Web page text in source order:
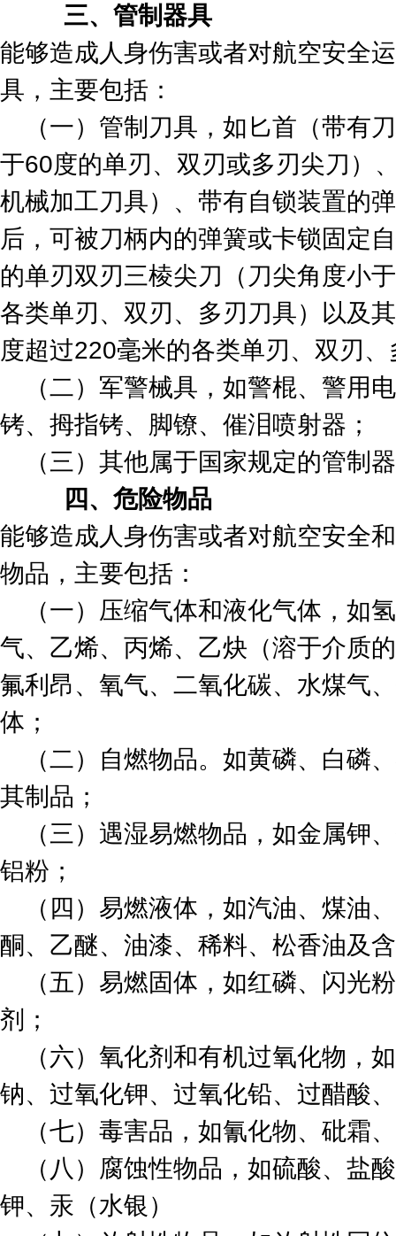
三、管制器具
能够造成人身伤害或者对航空安全
具，主要包括：
（一）管制刀具，如匕首（带有
于60度的单刃、双刃或多刃尖刀）
机械加工刀具）、带有自锁装置的
后，可被刀柄内的弹簧或卡锁固定
的单刃双刃三棱尖刀（刀尖角度小
各类单刃、双刃、多刃刀具）以及
度超过220毫米的各类单刃、双刃
（二）军警械具，如警棍、警用
铐、拇指铐、脚镣、催泪喷射器；
（三）其他属于国家规定的管制
四、危险物品
能够造成人身伤害或者对航空安全
物品，主要包括：
（一）压缩气体和液化气体，如
气、乙烯、丙烯、乙炔（溶于介质
氟利昂、氧气、二氧化碳、水煤气
体；
（二）自燃物品。如黄磷、白磷
其制品；
（三）遇湿易燃物品，如金属钾
铝粉；
（四）易燃液体，如汽油、煤油
酮、乙醚、油漆、稀料、松香油及
（五）易燃固体，如红磷、闪光
剂；
（六）氧化剂和有机过氧化物，
钠、过氧化钾、过氧化铅、过醋酸
（七）毒害品，如氰化物、砒霜
（八）腐蚀性物品，如硫酸、盐
钾、汞（水银）